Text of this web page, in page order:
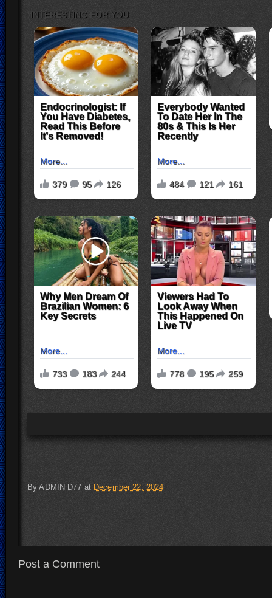
ByADMIN D77 at December 22, 2024
Post a Comment